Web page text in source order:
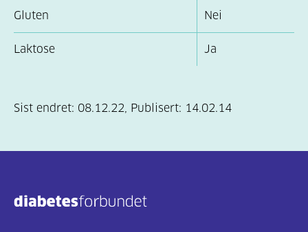
Gluten Nei
Laktose Ja
Sist endret: 08.12.22, Publisert: 14.02.14